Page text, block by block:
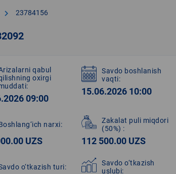
chevron_right 23784156
qabul
oxirgi
09:00
Savdo boshlanish
vaqti:
15.06.2026 10:00
narxi:
UZS
Zakalat puli miqdori
(50%) :
112 500.00 UZS
o‘tkazish turi:
Savdo o‘tkazish
uslubi: